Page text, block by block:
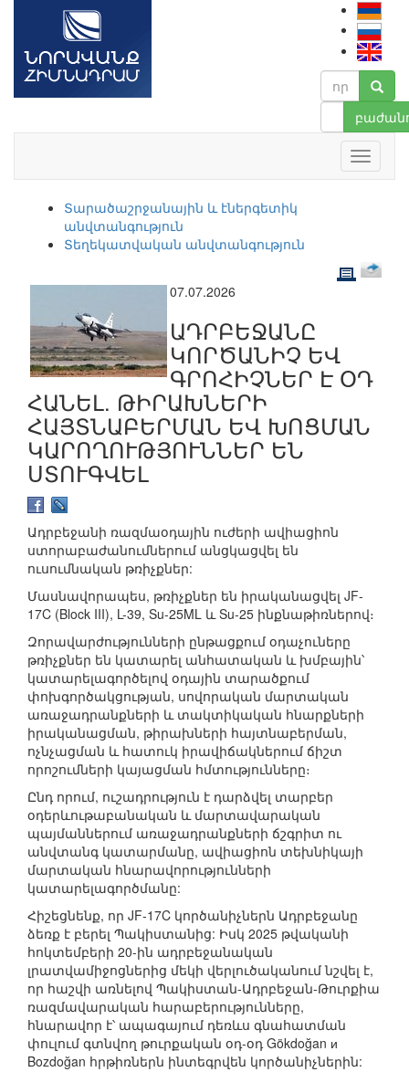
Տարածաշրջանային և էներգետիկ
անվտանգություն
Տեղեկատվական անվտանգություն
07.07.2026
ԱԴՐԲԵՋԱՆԸ
ԿՈՐԾԱՆԻՉ ԵՎ
ԳՐՈՀԻՉՆԵՐ Է ՕԴ
ՀԱՆԵԼ. ԹԻՐԱԽՆԵՐԻ
ՀԱՅՏՆԱԲԵՐՄԱՆ ԵՎ ԽՈՑՄԱՆ
ԿԱՐՈՂՈՒԹՅՈՒՆՆԵՐ ԵՆ
ՍՏՈՒԳՎԵԼ
Ադրբեջանի ռազմաօդային ուժերի ավիացիոն
ստորաբաժանումներում անցկացվել են
ուսումնական թռիչքներ:
Մասնավորապես, թռիչքներ են իրականացվել JF-
17C (Block III), L-39, Su-25ML և Su-25 ինքնաթիռներով։
Զորավարժությունների ընթացքում օդաչուները
թռիչքներ են կատարել անհատական և խմբային՝
կատարելագործելով օդային տարածքում
փոխգործակցության, սովորական մարտական
առաջադրանքների և տակտիկական հնարքների
իրականացման, թիրախների հայտնաբերման,
ոչնչացման և հատուկ իրավիճակներում ճիշտ
որոշումների կայացման հմտությունները։
Ընդ որում, ուշադրություն է դարձվել տարբեր
օդերևութաբանական և մարտավարական
պայմաններում առաջադրանքների ճշգրիտ ու
անվտանգ կատարմանը, ավիացիոն տեխնիկայի
մարտական հնարավորությունների
կատարելագործմանը:
Հիշեցնենք, որ JF-17C կործանիչներն Ադրբեջանը
ձեռք է բերել Պակիստանից: Իսկ 2025 թվականի
հոկտեմբերի 20-ին ադրբեջանական
լրատվամիջոցներից մեկի վերլուծականում նշվել է,
որ հաշվի առնելով Պակիստան-Ադրբեջան-Թուրքիա
ռազմավարական հարաբերությունները,
հնարավոր է՝ ապագայում դեռևս գնահատման
փուլում գտնվող թուրքական օդ-օդ Gökdoğan и
Bozdoğan հրթիռներն ինտեգրվեն կործանիչներին: